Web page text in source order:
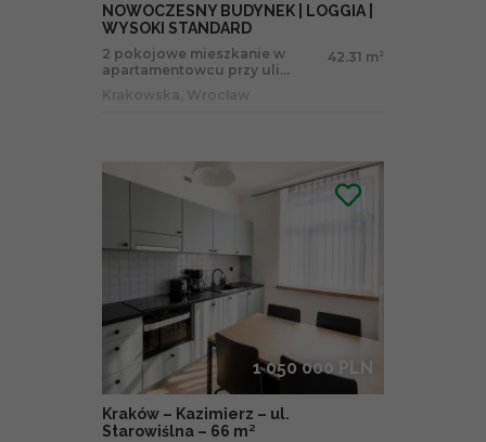
NOWOCZESNY BUDYNEK | LOGGIA |
WYSOKI STANDARD
2 pokojowe mieszkanie w
apartamentowcu przy uli...
42.31 m 2
1 050 000 PLN
Kraków – Kazimierz – ul.
Starowiślna – 66 m²